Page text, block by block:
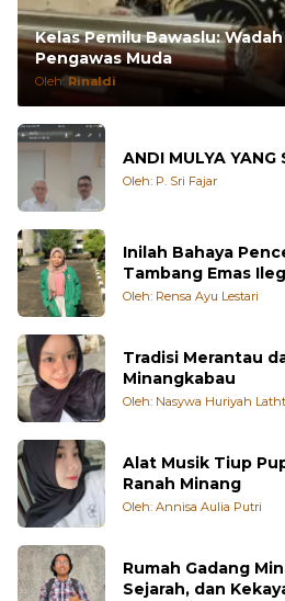
Kelas Pemilu Bawaslu:
Pengawas Muda
Oleh: Rinaldi
ANDI MULYA
Oleh: P. Sri Fajar
Inilah Bahaya
Tambang Emas
Oleh: Rensa Ayu Lestari
Tradisi Merantau
Minangkabau
Oleh: Nasywa Huriyah
Alat Musik Tiup
Ranah Minang
Oleh: Annisa Aulia Putri
Rumah Gadang
Sejarah, dan